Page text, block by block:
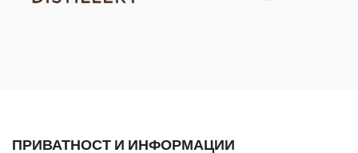
ПРИВАТНОСТ И ИНФОРМАЦИИ